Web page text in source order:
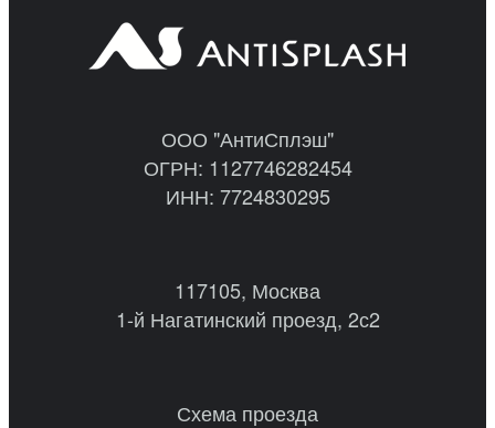
ООО "АнтиСплэш"
ОГРН: 1127746282454
ИНН: 7724830295
117105, Москва
1-й Нагатинский проезд, 2с2
Схема проезда